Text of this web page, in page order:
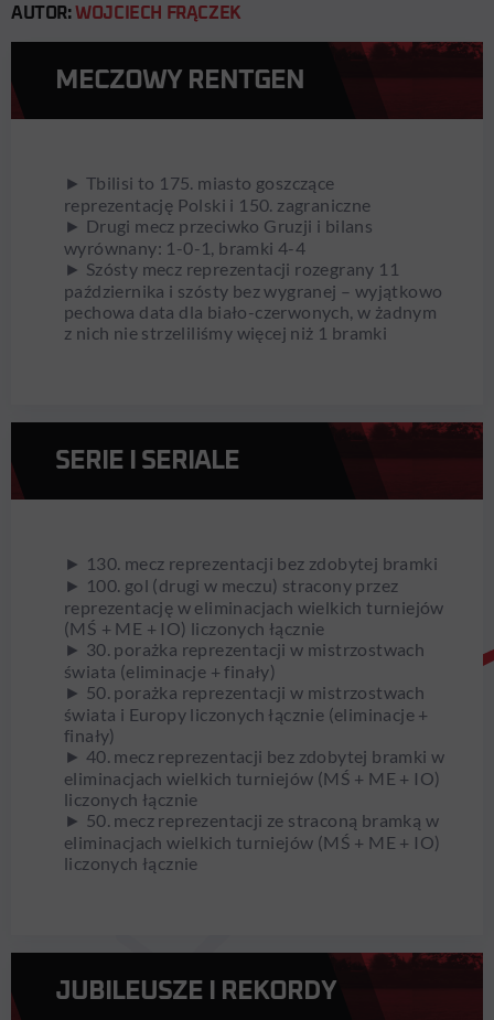
AUTOR:WOJCIECH FRĄCZEK
MECZOWY RENTGEN
► Tbilisi to 175. miasto goszczące
reprezentację Polski i 150. zagraniczne
► Drugi mecz przeciwko Gruzji i bilans
wyrównany: 1-0-1, bramki 4-4
► Szósty mecz reprezentacji rozegrany 11
października i szósty bez wygranej – wyjątkowo
pechowa data dla biało-czerwonych, w żadnym
z nich nie strzeliliśmy więcej niż 1 bramki
SERIE I SERIALE
► 130. mecz reprezentacji bez zdobytej bramki
► 100. gol (drugi w meczu) stracony przez
reprezentację w eliminacjach wielkich turniejów
(MŚ + ME + IO) liczonych łącznie
► 30. porażka reprezentacji w mistrzostwach
świata (eliminacje + finały)
► 50. porażka reprezentacji w mistrzostwach
świata i Europy liczonych łącznie (eliminacje +
finały)
► 40. mecz reprezentacji bez zdobytej bramki w
eliminacjach wielkich turniejów (MŚ + ME + IO)
liczonych łącznie
► 50. mecz reprezentacji ze straconą bramką w
eliminacjach wielkich turniejów (MŚ + ME + IO)
liczonych łącznie
JUBILEUSZE I REKORDY